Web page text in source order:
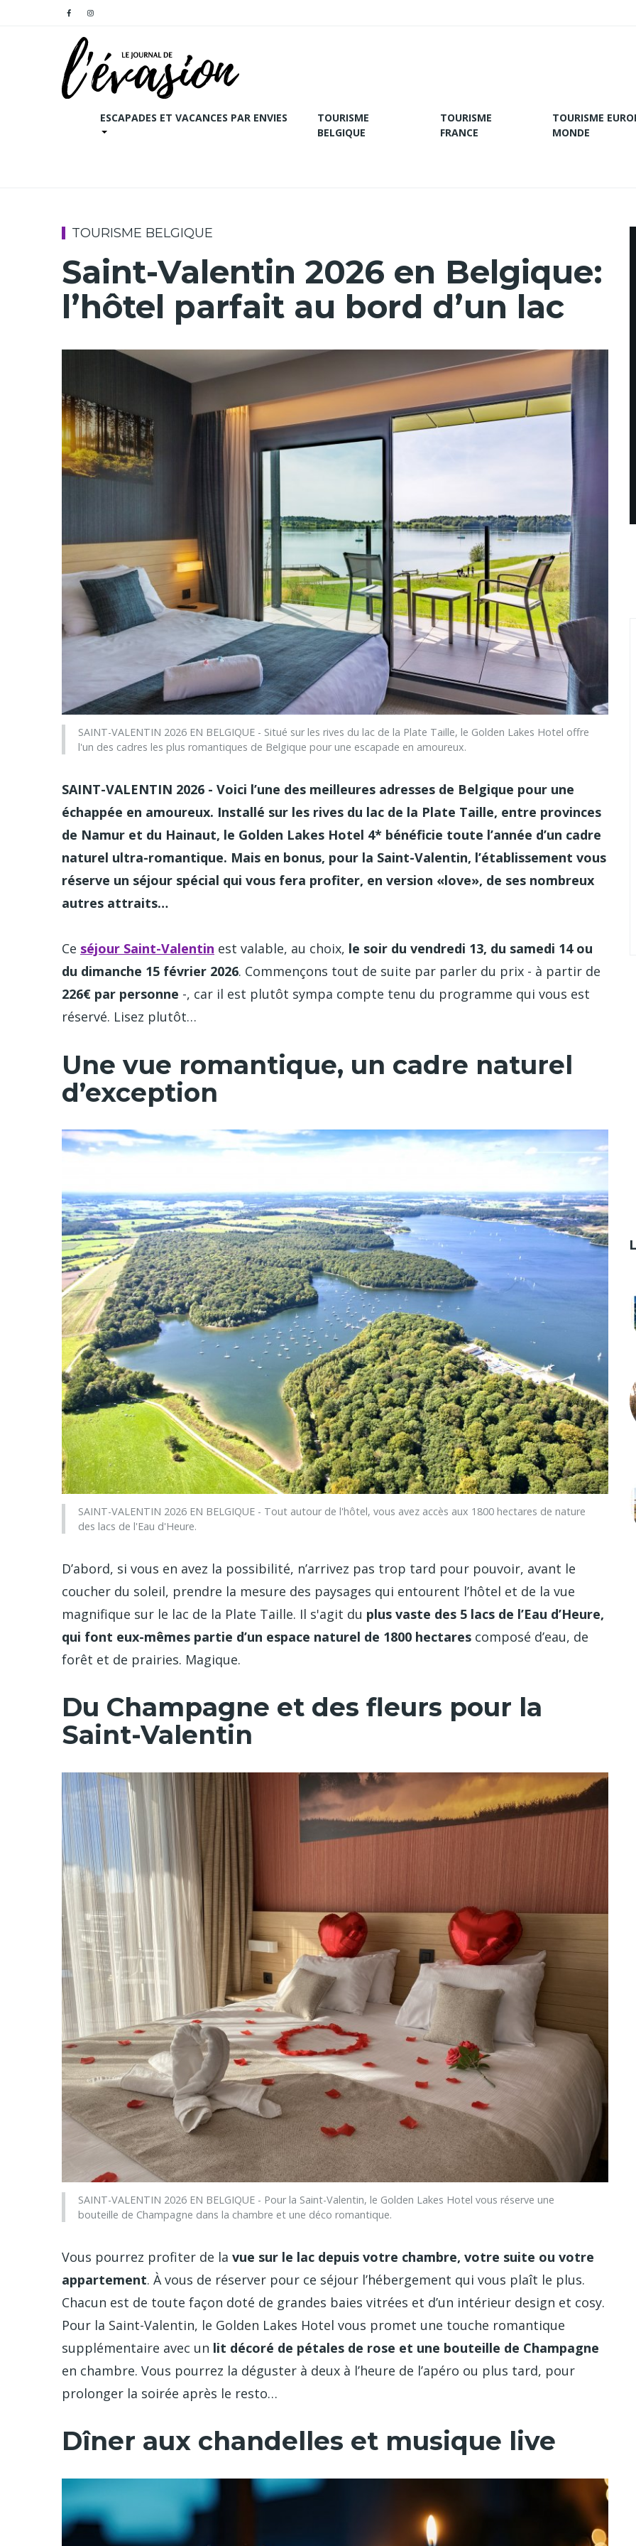
ESCAPADES ET VACANCES PAR ENVIES
TOURISME
BELGIQUE
TOURISME
FRANCE
TOURISME
MONDE
TOURISME BELGIQUE
Saint-Valentin 2026 en Belgique:
l’hôtel parfait au bord d’un lac
SAINT-VALENTIN 2026 EN BELGIQUE - Situé sur les rives du lac de la Plate Taille, le Golden Lakes Hotel offre
l'un des cadres les plus romantiques de Belgique pour une escapade en amoureux.
SAINT-VALENTIN 2026 - Voici l’une des meilleures adresses de Belgique pour une
échappée en amoureux. Installé sur les rives du lac de la Plate Taille, entre provinces
de Namur et du Hainaut, le Golden Lakes Hotel 4* bénéficie toute l’année d’un cadre
naturel ultra-romantique. Mais en bonus, pour la Saint-Valentin, l’établissement vous
réserve un séjour spécial qui vous fera profiter, en version «love», de ses nombreux
autres attraits…
Ce séjour Saint-Valentin est valable, au choix, le soir du vendredi 13, du samedi 14 ou
du dimanche 15 février 2026. Commençons tout de suite par parler du prix - à partir de
226€ par personne -, car il est plutôt sympa compte tenu du programme qui vous est
réservé. Lisez plutôt…
Une vue romantique, un cadre naturel
d’exception
SAINT-VALENTIN 2026 EN BELGIQUE - Tout autour de l'hôtel, vous avez accès aux 1800 hectares de nature
des lacs de l'Eau d'Heure.
D’abord, si vous en avez la possibilité, n’arrivez pas trop tard pour pouvoir, avant le
coucher du soleil, prendre la mesure des paysages qui entourent l’hôtel et de la vue
magnifique sur le lac de la Plate Taille. Il s'agit du plus vaste des 5 lacs de l’Eau d’Heure,
qui font eux-mêmes partie d’un espace naturel de 1800 hectares composé d’eau, de
forêt et de prairies. Magique.
Du Champagne et des fleurs pour la
Saint-Valentin
SAINT-VALENTIN 2026 EN BELGIQUE - Pour la Saint-Valentin, le Golden Lakes Hotel vous réserve une
bouteille de Champagne dans la chambre et une déco romantique.
Vous pourrez profiter de la vue sur le lac depuis votre chambre, votre suite ou votre
appartement. À vous de réserver pour ce séjour l’hébergement qui vous plaît le plus.
Chacun est de toute façon doté de grandes baies vitrées et d’un intérieur design et cosy.
Pour la Saint-Valentin, le Golden Lakes Hotel vous promet une touche romantique
supplémentaire avec un lit décoré de pétales de rose et une bouteille de Champagne
en chambre. Vous pourrez la déguster à deux à l’heure de l’apéro ou plus tard, pour
prolonger la soirée après le resto…
Dîner aux chandelles et musique live